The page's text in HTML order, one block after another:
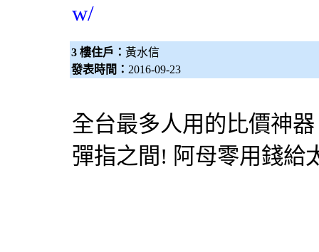
w/
3 樓住戶： 黃水信
發表時間： 2016-09-23
全台最多人用的比價神
彈指之間! 阿母零用錢給